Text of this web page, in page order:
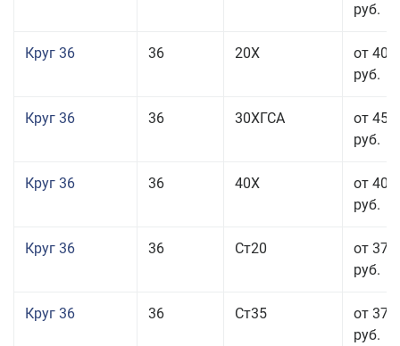
руб.
Круг 36 36 20Х
от 40
руб.
Круг 36 36 30ХГСА
от 45
руб.
Круг 36 36 40Х
от 40
руб.
Круг 36 36 Ст20
от 37
руб.
Круг 36 36 Ст35
от 37
руб.